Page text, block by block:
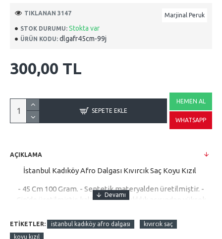
STOK DURUMU: Stokta var
ÜRÜN KODU: dlgafr45cm-99j
Marjinal Peruk
TIKLANAN 3147
300,00 TL
SEPETE EKLE
HEMEN AL
WHATSAPP
AÇIKLAMA
İstanbul Kadıköy Afro Dalgası Kıvırcık Saç Koyu Kızıl
- 45 Cm 100 Gram. - Sentetik materyalden üretilmiştir. -
Çin'de üretilmiştir. kalite ve dayanıklılık açısından yüksek
uygulama imkanı sağlar. - Hem kadın hem de kız kullanıcılar
için uygun tasarlanmıştır, her yaş grubuna hitap eder. -
ETIKETLER: istanbul kadıköy afro dalgası
kıvırcık saç
koyu kızıl